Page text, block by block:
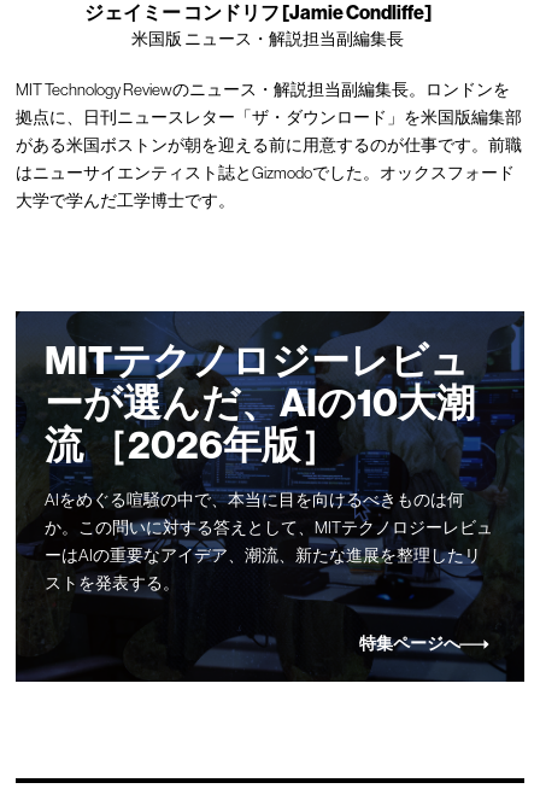
ジェイミー コンドリフ [Jamie Condliffe]
米国版 ニュース・解説担当副編集長
MIT Technology Reviewのニュース・解説担当副編集長。ロンドンを
拠点に、日刊ニュースレター「ザ・ダウンロード」を米国版編集部
がある米国ボストンが朝を迎える前に用意するのが仕事です。前職
はニューサイエンティスト誌とGizmodoでした。オックスフォード
大学で学んだ工学博士です。
MITテクノロジーレビュ
ーが選んだ、AIの10大潮
流 ［2026年版］
AIをめぐる喧騒の中で、本当に目を向けるべきものは何
か。この問いに対する答えとして、MITテクノロジーレビュ
ーはAIの重要なアイデア、潮流、新たな進展を整理したリ
ストを発表する。
特集ページへ